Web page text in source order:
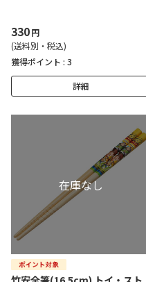
330円
(送料別・税込)
獲得ポイント : 3
詳細